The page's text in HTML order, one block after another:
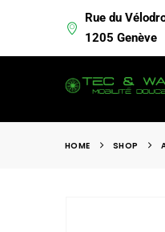
Rue du
1205 Genève
HOME SHOP